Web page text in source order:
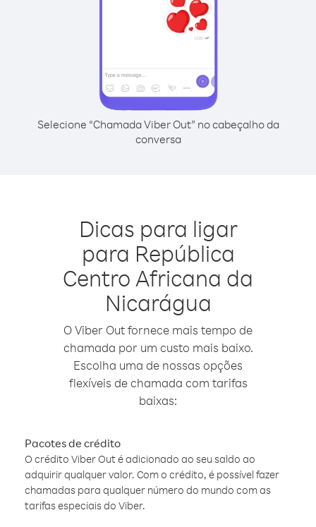
Selecione “Chamada Viber Out” no cabeçalho da
conversa
Dicas para ligar
para República
Centro Africana da
Nicarágua
O Viber Out fornece mais tempo de
chamada por um custo mais baixo.
Escolha uma de nossas opções
flexíveis de chamada com tarifas
baixas:
Pacotes de crédito
O crédito Viber Out é adicionado ao seu saldo ao
adquirir qualquer valor. Com o crédito, é possível fazer
chamadas para qualquer número do mundo com as
tarifas especiais do Viber.